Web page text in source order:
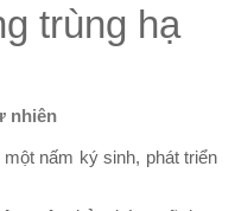
trùng hạ
nhiên
nấm ký sinh, phát triển